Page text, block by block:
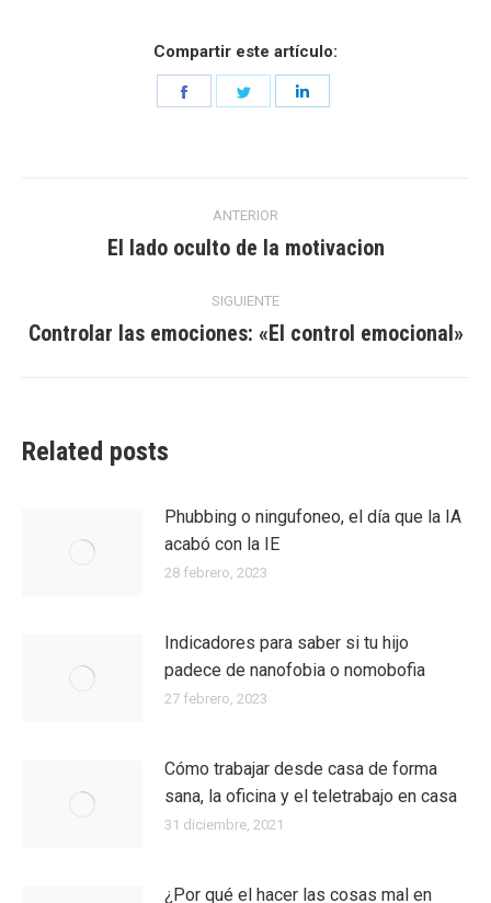
Compartir este artículo:
Share
ANTERIOR
Entrada
El lado oculto de la motivacion
SIGUIENTE
Entrada
Controlar las emociones: «El control emocional»
Related posts
Phubbing​ o ningufoneo, el día que la IA
acabó con la IE
28 febrero, 2023
Indicadores para saber si tu hijo
padece de nanofobia o nomobofia
27 febrero, 2023
Cómo trabajar desde casa de forma
sana, la oficina y el teletrabajo en casa
31 diciembre, 2021
¿Por qué el hacer las cosas mal en